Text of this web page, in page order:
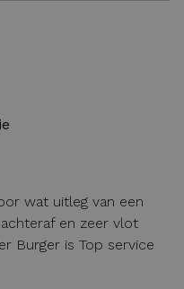
wat uitleg van een
en zeer vlot
Burger is Top service